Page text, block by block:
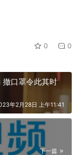
0 0
撤口罩令此其时
年2月28日 上午11:41
下一篇